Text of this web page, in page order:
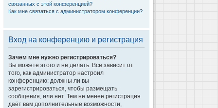
связанных с этой конференцией?
Как мне связаться с администратором конференции?
Вход на конференцию и регистрация
Зачем мне нужно регистрироваться?
Вы можете этого и не делать. Всё зависит от
того, как администратор настроил
конференцию: должны ли вы
зарегистрироваться, чтобы размещать
сообщения, или нет. Тем не менее регистрация
даёт вам дополнительные возможности,